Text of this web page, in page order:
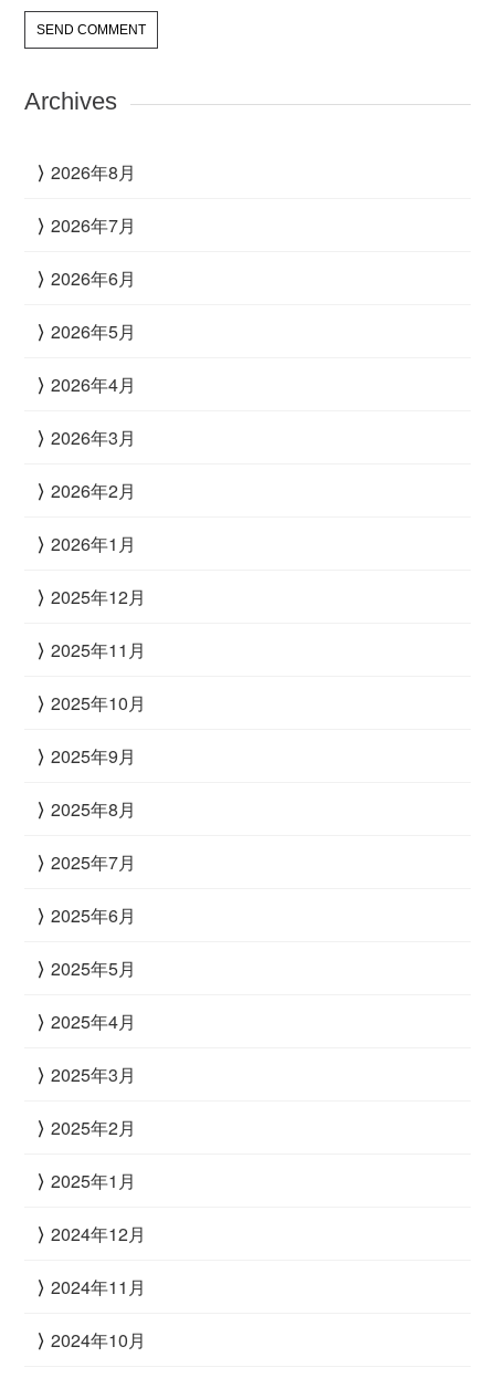
Archives
2026年8月
2026年7月
2026年6月
2026年5月
2026年4月
2026年3月
2026年2月
2026年1月
2025年12月
2025年11月
2025年10月
2025年9月
2025年8月
2025年7月
2025年6月
2025年5月
2025年4月
2025年3月
2025年2月
2025年1月
2024年12月
2024年11月
2024年10月